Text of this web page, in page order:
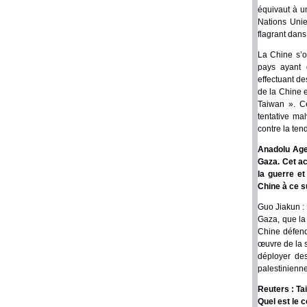
équivaut à
Nations
flagrant
La Chine
pays ayant
effectuant
de la Chine
Taiwan ».
tentative
contre la
Anadolu
Gaza. Cet
la guerre
Chine à ce
Guo Jiakun :
Gaza, que
Chine
œuvre de la
déployer
Reuters :
Quel est le